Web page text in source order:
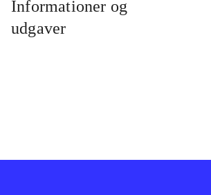
Informationer og
udgaver